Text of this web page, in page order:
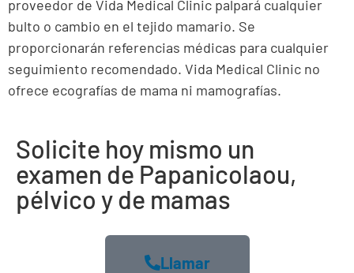
proveedor de Vida Medical Clinic palpará cualquier
bulto o cambio en el tejido mamario. Se
proporcionarán referencias médicas para cualquier
seguimiento recomendado. Vida Medical Clinic no
ofrece ecografías de mama ni mamografías.
Solicite hoy mismo un
examen de Papanicolaou,
pélvico y de mamas
Llamar